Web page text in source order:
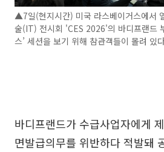
▲7일(현지시간) 미국 라스베이거스에서
술(IT) 전시회 'CES 2026'의 바디프랜드
스’ 세션을 보기 위해 참관객들이 몰려 있
바디프랜드가 수급사업자에게
면발급의무를 위반하다 적발돼